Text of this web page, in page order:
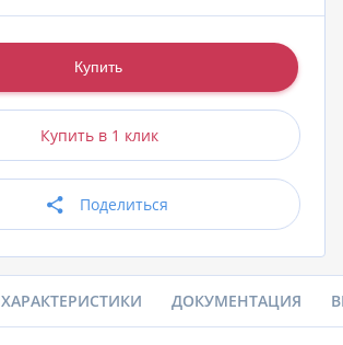
Купить в 1 клик
Поделиться
ХАРАКТЕРИСТИКИ ДОКУМЕНТАЦИЯ